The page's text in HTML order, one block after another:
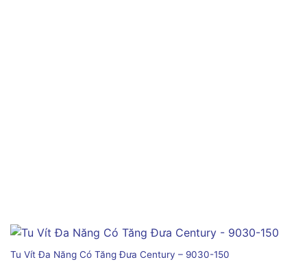
Tu Vít Đa Năng Có Tăng Đưa Century – 9030-150